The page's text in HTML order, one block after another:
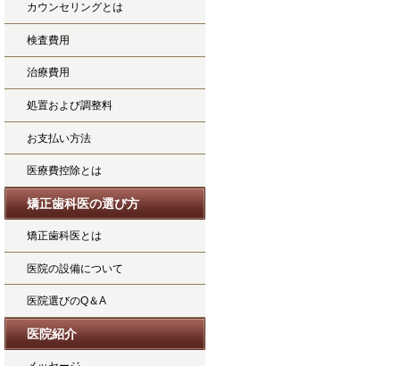
カウンセリングとは
検査費用
治療費用
処置および調整料
お支払い方法
医療費控除とは
矯正歯科医の選び方
矯正歯科医とは
医院の設備について
医院選びのQ＆A
医院紹介